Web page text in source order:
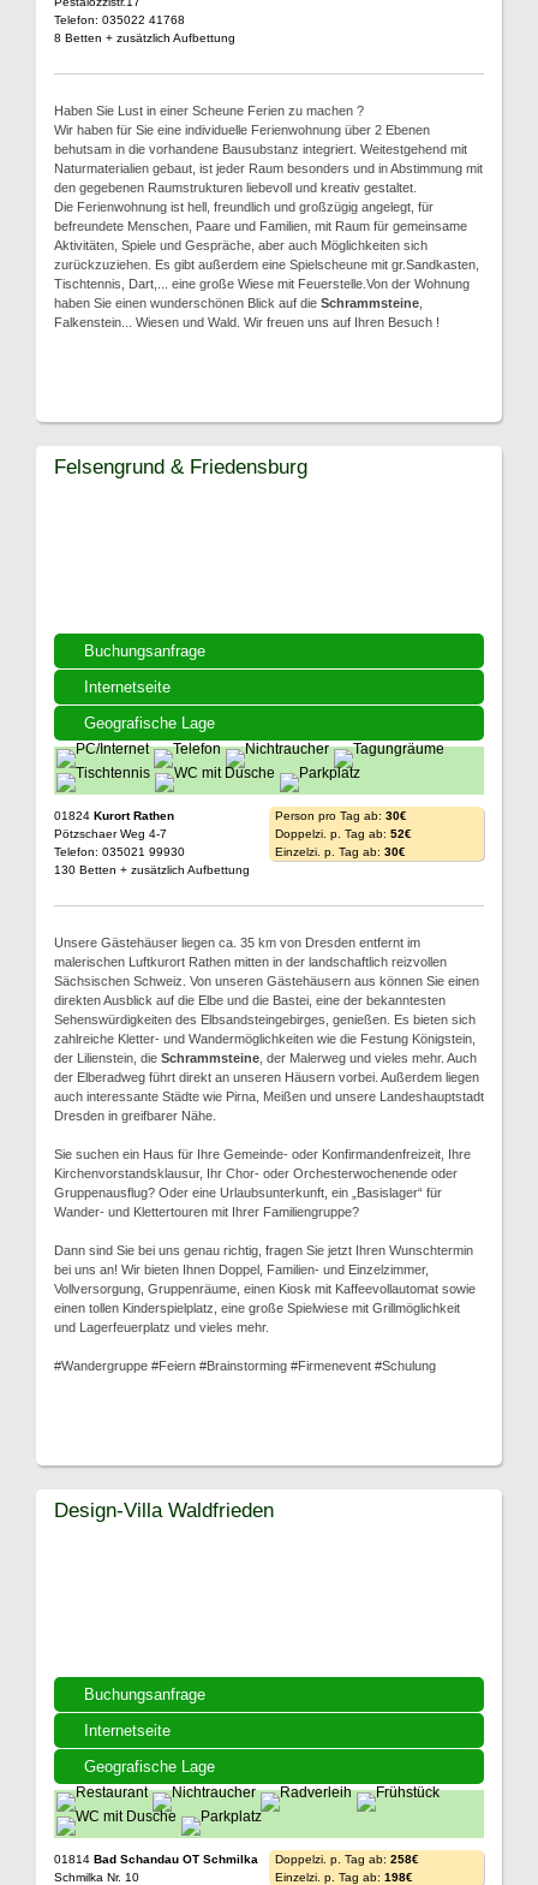
Telefon: 035022 41768
8 Betten + zusätzlich Aufbettung
Haben Sie Lust in einer Scheune Ferien zu machen ?
Wir haben für Sie eine individuelle Ferienwohnung über 2 Ebenen
behutsam in die vorhandene Bausubstanz integriert. Weitestgehend mit
Naturmaterialien gebaut, ist jeder Raum besonders und in Abstimmung mit
den gegebenen Raumstrukturen liebevoll und kreativ gestaltet.
Die Ferienwohnung ist hell, freundlich und großzügig angelegt, für
befreundete Menschen, Paare und Familien, mit Raum für gemeinsame
Aktivitäten, Spiele und Gespräche, aber auch Möglichkeiten sich
zurückzuziehen. Es gibt außerdem eine Spielscheune mit gr.Sandkasten,
Tischtennis, Dart,... eine große Wiese mit Feuerstelle.Von der Wohnung
haben Sie einen wunderschönen Blick auf die Schrammsteine
Falkenstein... Wiesen und Wald. Wir freuen uns auf Ihren Besuch !
Buchungsanfrage
Internetseite
Geografische Lage
Felsengrund & Friedensburg
01824 Kurort Rathen
Pötzschaer Weg 4-7
Telefon: 035021 99930
130 Betten + zusätzlich Aufbettung
Person pro Tag ab: 30€
Doppelzi. p. Tag ab: 52€
Einzelzi. p. Tag ab: 30€
Unsere Gästehäuser liegen ca. 35 km von Dresden entfernt im
malerischen Luftkurort Rathen mitten in der landschaftlich reizvollen
Sächsischen Schweiz. Von unseren Gästehäusern aus können Sie einen
direkten Ausblick auf die Elbe und die Bastei, eine der bekanntesten
Sehenswürdigkeiten des Elbsandsteingebirges, genießen. Es bieten sich
zahlreiche Kletter- und Wandermöglichkeiten wie die Festung Königstein,
der Lilienstein, die Schrammsteine , der Malerweg und vieles mehr. Auch
der Elberadweg führt direkt an unseren Häusern vorbei. Außerdem liegen
auch interessante Städte wie Pirna, Meißen und unsere Landeshauptstadt
Dresden in greifbarer Nähe.
Sie suchen ein Haus für Ihre Gemeinde- oder Konfirmandenfreizeit, Ihre
Kirchenvorstandsklausur, Ihr Chor- oder Orchesterwochenende oder
Gruppenausflug? Oder eine Urlaubsunterkunft, ein „Basislager“ für
Wander- und Klettertouren mit Ihrer Familiengruppe?
Dann sind Sie bei uns genau richtig, fragen Sie jetzt Ihren Wunschtermin
bei uns an! Wir bieten Ihnen Doppel, Familien- und Einzelzimmer,
Vollversorgung, Gruppenräume, einen Kiosk mit Kaffeevollautomat sowie
einen tollen Kinderspielplatz, eine große Spielwiese mit Grillmöglichkeit
und Lagerfeuerplatz und vieles mehr.
#Wandergruppe #Feiern #Brainstorming #Firmenevent #Schulung
Buchungsanfrage
Internetseite
Geografische Lage
Design-Villa Waldfrieden
01814 Bad Schandau OT Schmilka
Schmilka Nr. 10
Doppelzi. p. Tag ab: 258€
Einzelzi. p. Tag ab: 198€